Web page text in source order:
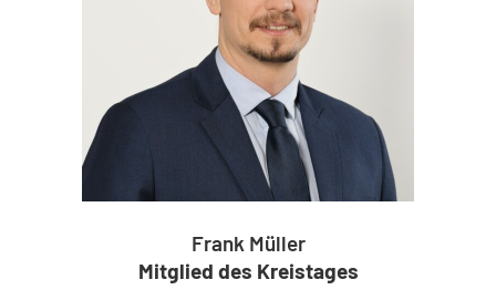
Frank Müller
Mitglied des Kreistages